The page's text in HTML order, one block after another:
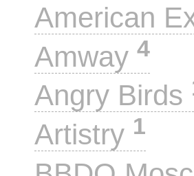
American
Amway 4
Angry Birds
Artistry 1